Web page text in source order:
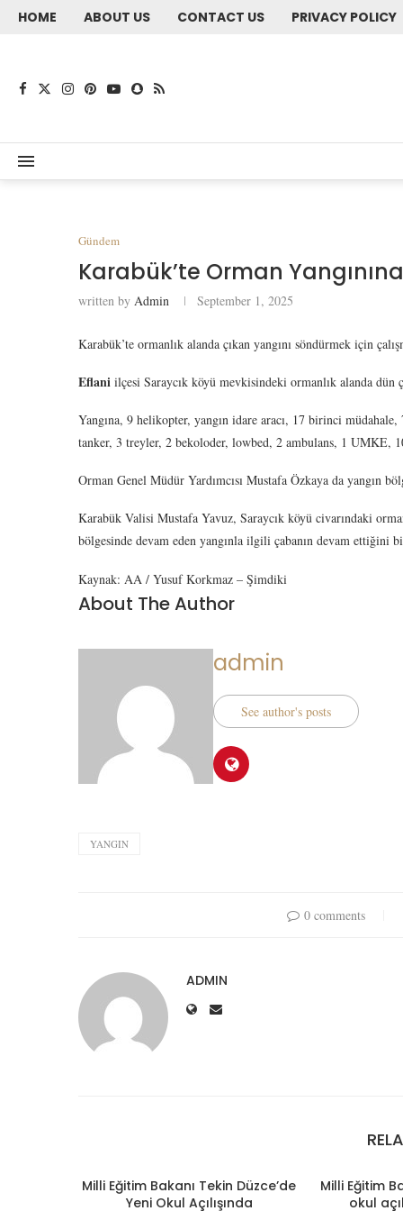
HOME ABOUT US CONTACT US PRIVACY POLICY
Gündem
Karabük’te Orman
written by Admin September 1, 2025
Karabük’te ormanlık alanda çıkan yangını söndürmek için
Eflani ilçesi Saraycık köyü mevkisindeki ormanlık alanda dün
Yangına, 9 helikopter, yangın idare aracı, 17 birinci
tanker, 3 treyler, 2 bekoloder, lowbed, 2 ambulans, 1 UMKE,
Orman Genel Müdür Yardımcısı Mustafa Özkaya da yangın
Karabük Valisi Mustafa Yavuz, Saraycık köyü civarındaki
bölgesinde devam eden yangınla ilgili çabanın devam ettiğini
Kaynak: AA / Yusuf Korkmaz – Şimdiki
About The Author
admin
See author's posts
YANGIN
0 comments
ADMIN
Milli Eğitim Bakanı Tekin Düzce’de
Yeni Okul Açılışında
Milli Eğitim
okul